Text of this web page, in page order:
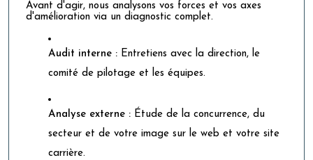
Avant d'agir, nous analysons vos forces et vos axes
d'amélioration via un diagnostic complet.
Audit interne : Entretiens avec la direction, le
comité de pilotage et les équipes.
Analyse externe : Étude de la concurrence, du
secteur et de votre image sur le web et votre site
carrière.